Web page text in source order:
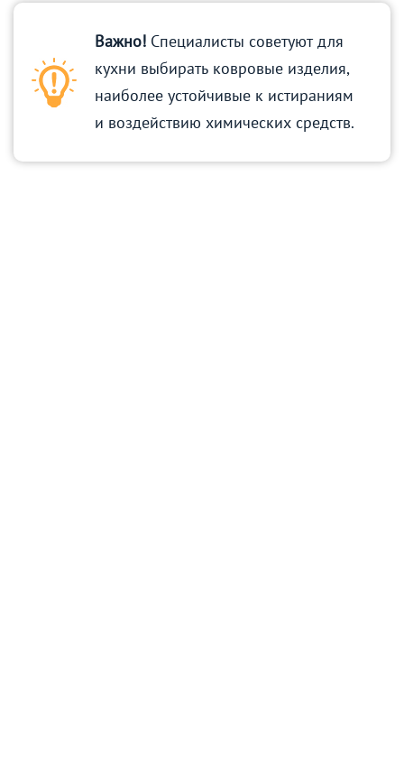
Важно! Специалисты советуют для
кухни выбирать ковровые изделия,
наиболее устойчивые к истираниям
и воздействию химических средств.